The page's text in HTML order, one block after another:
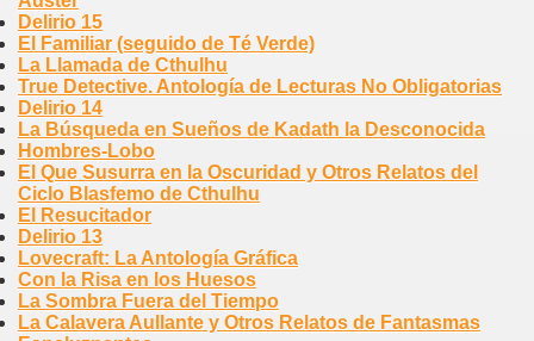
Delirio 15
El Familiar (seguido de Té Verde)
La Llamada de Cthulhu
True Detective. Antología de Lecturas No Obligatorias
Delirio 14
La Búsqueda en Sueños de Kadath la Desconocida
Hombres-Lobo
El Que Susurra en la Oscuridad y Otros Relatos del
Ciclo Blasfemo de Cthulhu
El Resucitador
Delirio 13
Lovecraft: La Antología Gráfica
Con la Risa en los Huesos
La Sombra Fuera del Tiempo
La Calavera Aullante y Otros Relatos de Fantasmas